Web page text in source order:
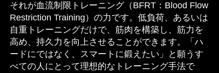
それが血流制限トレーニング（BFRT：Blood Flow
Restriction Training）の力です。低負荷、あるいは
自重トレーニングだけで、筋肉を構築し、筋力を
高め、持久力を向上させることができます。「ハ
ードにではなく、スマートに鍛えたい」と願うす
べての人にとって理想的なトレーニング手法で